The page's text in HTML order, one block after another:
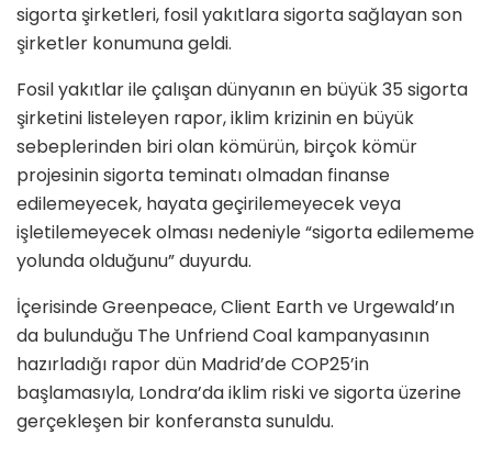
sigorta şirketleri, fosil yakıtlara sigorta sağlayan son
şirketler konumuna geldi.
Fosil yakıtlar ile çalışan dünyanın en büyük 35 sigorta
şirketini listeleyen rapor, iklim krizinin en büyük
sebeplerinden biri olan kömürün, birçok kömür
projesinin sigorta teminatı olmadan finanse
edilemeyecek, hayata geçirilemeyecek veya
işletilemeyecek olması nedeniyle “sigorta edilememe
yolunda olduğunu” duyurdu.
İçerisinde Greenpeace, Client Earth ve Urgewald’ın
da bulunduğu The Unfriend Coal kampanyasının
hazırladığı rapor dün Madrid’de COP25’in
başlamasıyla, Londra’da iklim riski ve sigorta üzerine
gerçekleşen bir konferansta sunuldu.